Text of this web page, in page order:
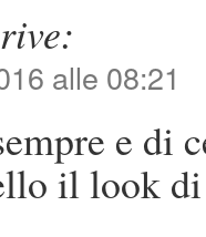
alle 08:21
e di
il look